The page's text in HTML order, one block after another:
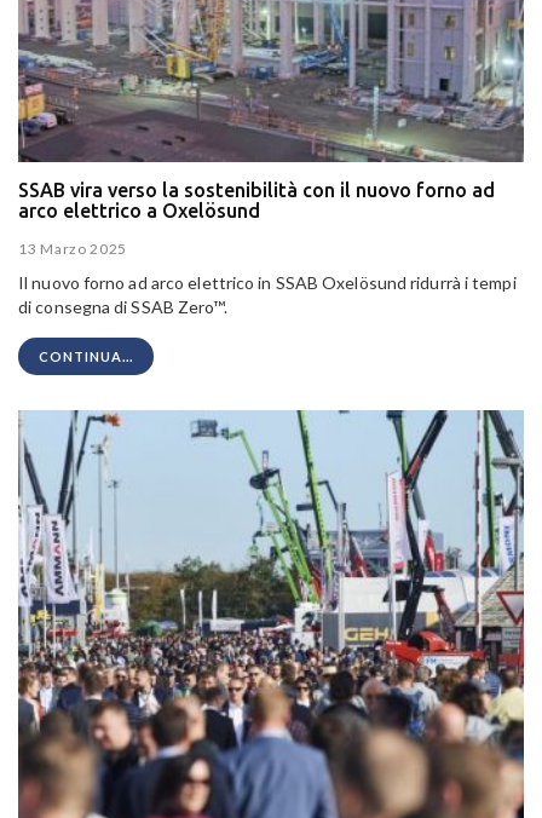
SSAB vira verso la sostenibilità con il nuovo forno ad
arco elettrico a Oxelösund
13 Marzo 2025
Il nuovo forno ad arco elettrico in SSAB Oxelösund ridurrà i tempi
di consegna di SSAB Zero™.
CONTINUA...